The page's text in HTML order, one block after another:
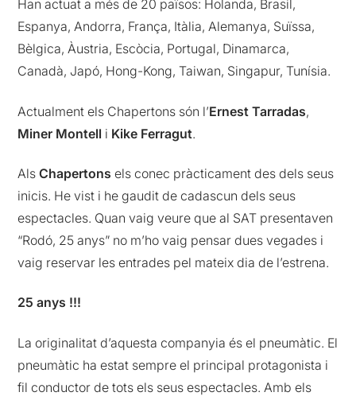
Han actuat a més de 20 països: Holanda, Brasil,
Espanya, Andorra, França, Itàlia, Alemanya, Suïssa,
Bèlgica, Àustria, Escòcia, Portugal, Dinamarca,
Canadà, Japó, Hong-Kong, Taiwan, Singapur, Tunísia.
Actualment els Chapertons són l’Ernest Tarradas,
Miner Montell i Kike Ferragut.
AlsChapertonsels conec pràcticament des dels seus
inicis. He vist i he gaudit de cadascun dels seus
espectacles. Quan vaig veure que al SAT presentaven
“Rodó, 25 anys” no m’ho vaig pensar dues vegades i
vaig reservar les entrades pel mateix dia de l’estrena.
25 anys !!!
La originalitat d’aquesta companyia és el pneumàtic. El
pneumàtic ha estat sempre el principal protagonista i
fil conductor de tots els seus espectacles. Amb els